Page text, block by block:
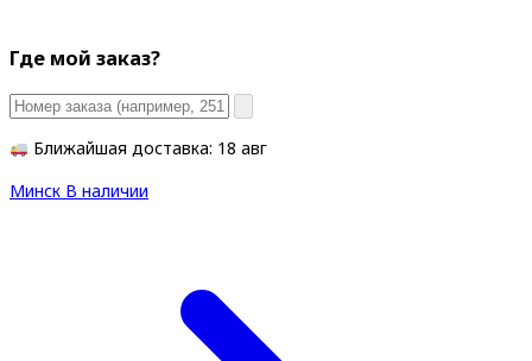
Где мой заказ?
Ближайшая доставка: 18 авг
Минск В наличии